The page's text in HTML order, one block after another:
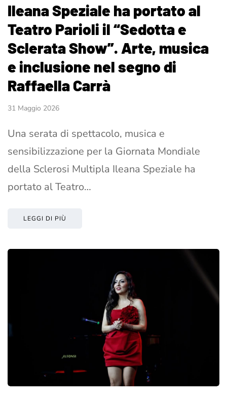
Ileana Speziale ha portato al
Teatro Parioli il “Sedotta e
Sclerata Show”. Arte, musica
e inclusione nel segno di
Raffaella Carrà
31 Maggio 2026
Una serata di spettacolo, musica e
sensibilizzazione per la Giornata Mondiale
della Sclerosi Multipla Ileana Speziale ha
portato al Teatro…
LEGGI DI PIÙ